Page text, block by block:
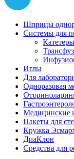
Шприцы
Системы для
Иглы
Для
Одноразовая
Медицинские
Пакеты для
Кружка
ДиаКлон
Средства для